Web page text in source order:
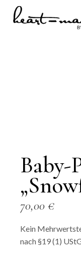
Baby-
70,00 €
Kein
nach §19 (1)